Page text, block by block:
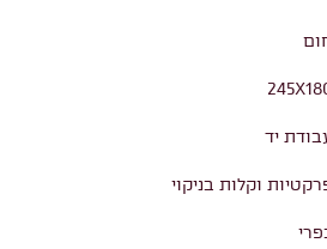
יד
וקלות בניקוי